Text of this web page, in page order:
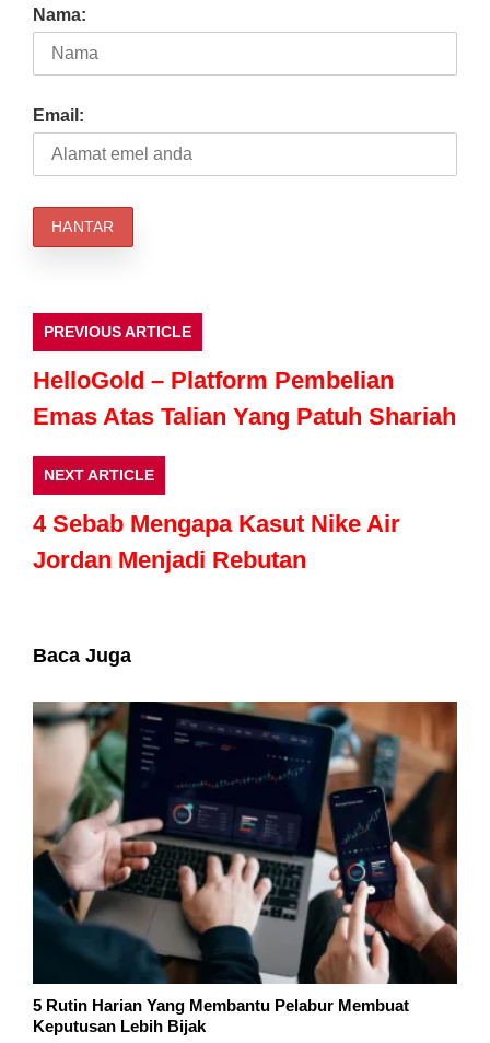
Nama:
Email:
PREVIOUS ARTICLE
HelloGold – Platform Pembelian
Emas Atas Talian Yang Patuh Shariah
NEXT ARTICLE
4 Sebab Mengapa Kasut Nike Air
Jordan Menjadi Rebutan
Baca Juga
5 Rutin Harian Yang Membantu Pelabur Membuat
Keputusan Lebih Bijak